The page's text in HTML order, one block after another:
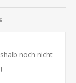
noch nicht